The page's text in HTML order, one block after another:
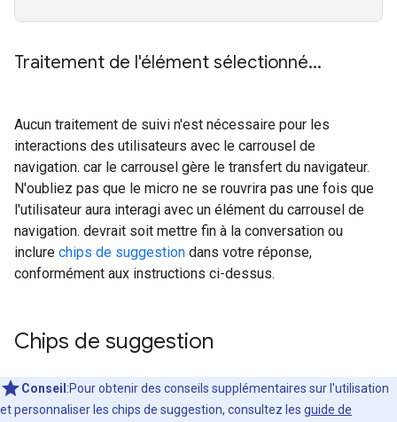
Traitement de l'élément sélectionné...
Aucun traitement de suivi n'est nécessaire pour les
interactions des utilisateurs avec le carrousel de
navigation. car le carrousel gère le transfert du navigateur.
N'oubliez pas que le micro ne se rouvrira pas une fois que
l'utilisateur aura interagi avec un élément du carrousel de
navigation. devrait soit mettre fin à la conversation ou
inclure chips de suggestion dans votre réponse,
conformément aux instructions ci-dessus.
Chips de suggestion
Conseil :Pour obtenir des conseils supplémentaires sur l'utilisation
et personnaliser les chips de suggestion, consultez les guide de